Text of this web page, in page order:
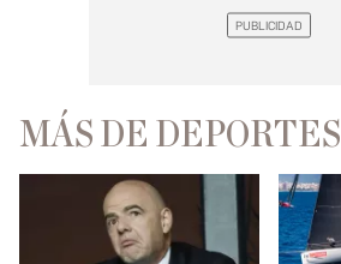
MÁS DE DEPORTES